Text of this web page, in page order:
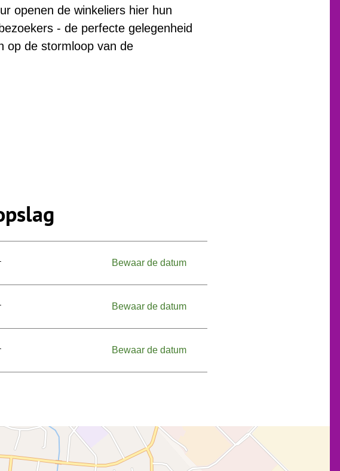
openen de winkeliers hier hun
- de perfecte gelegenheid
op de stormloop van de
Bewaar de datum
Bewaar de datum
Bewaar de datum